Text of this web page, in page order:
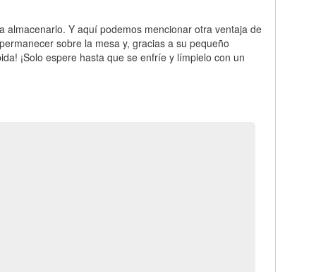
almacenarlo. Y aquí podemos mencionar otra ventaja de
sobre la mesa y, gracias a su pequeño
¡Solo espere hasta que se enfríe y límpielo con un